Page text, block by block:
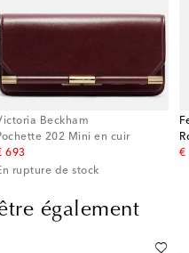
Beckham
202 Mini en cuir
693
price
rupture de stock
€
également